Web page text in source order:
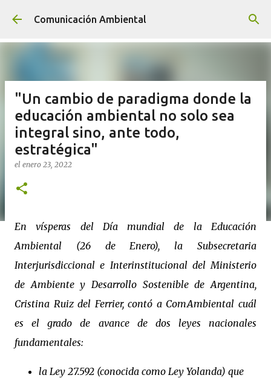
Ir al contenido principal
Comunicación Ambiental
"Un cambio de paradigma donde la
educación ambiental no solo sea
integral sino, ante todo,
estratégica"
el enero 23, 2022
En vísperas del Día mundial de la Educación
Ambiental (26 de Enero), la Subsecretaria
Interjurisdiccional e Interinstitucional del Ministerio
de Ambiente y Desarrollo Sostenible de Argentina,
Cristina Ruiz del Ferrier, contó a ComAmbiental cuál
es el grado de avance de dos leyes nacionales
fundamentales:
la Ley 27.592 (conocida como Ley Yolanda) que